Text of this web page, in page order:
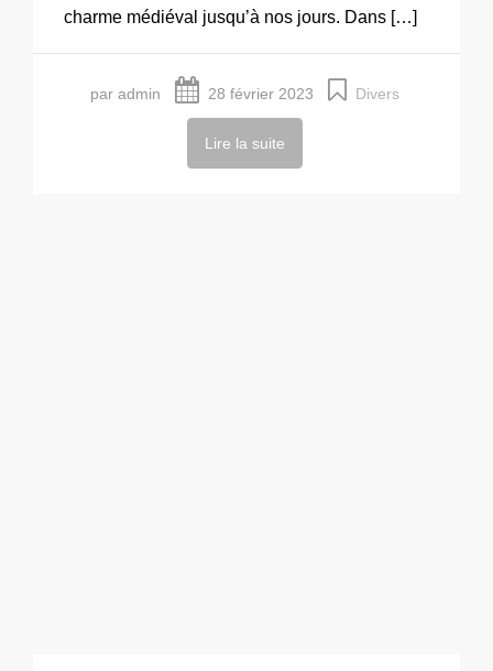
charme médiéval jusqu’à nos jours. Dans […]
par admin 28 février 2023 Divers
Lire la suite